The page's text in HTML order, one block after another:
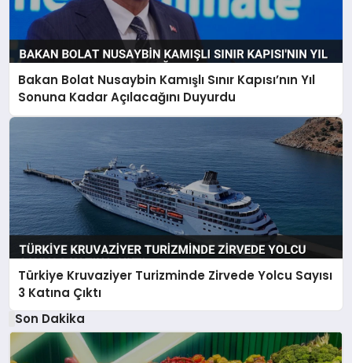
Bakan Bolat Nusaybin Kamışlı Sınır Kapısı’nın Yıl
Sonuna Kadar Açılacağını Duyurdu
Türkiye Kruvaziyer Turizminde Zirvede Yolcu Sayısı
3 Katına Çıktı
Son Dakika